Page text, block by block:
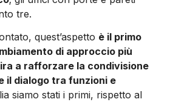
tre.
quest’aspetto è il primo
di approccio più
a rafforzare la condivisione
il dialogo tra funzioni e
siamo stati i primi, rispetto al